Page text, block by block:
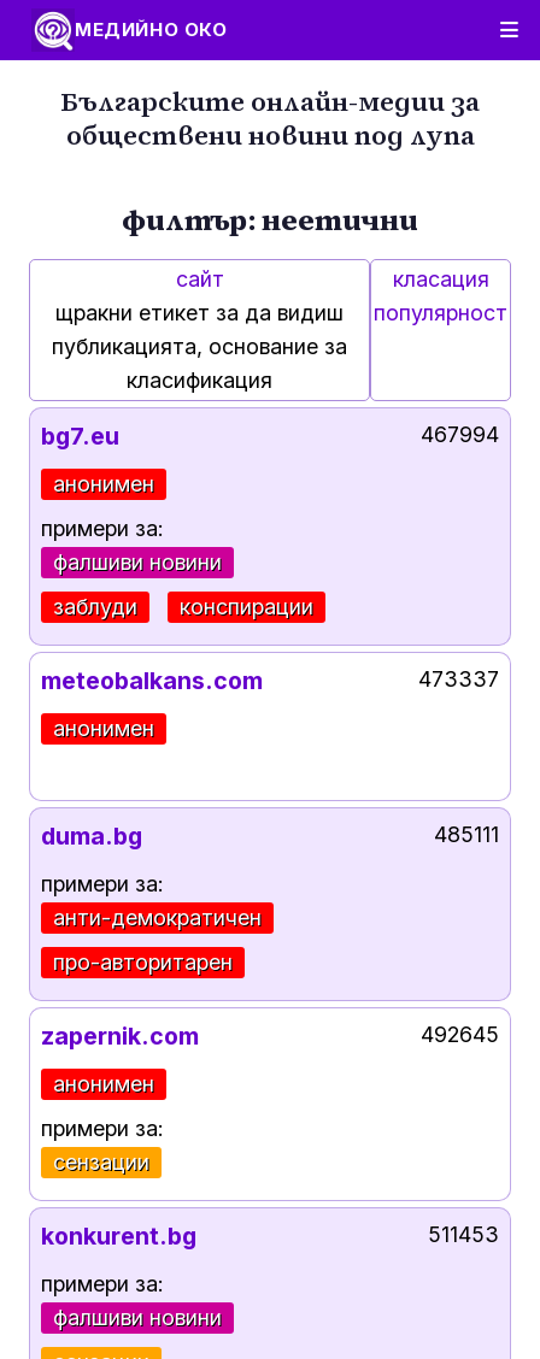
МЕДИЙНО ОКО
Българските онлайн-медии за
обществени новини под лупа
филтър: неетични
сайт
щракни етикет за да видиш
публикацията, основание за
класификация
класация
популярност
bg7.eu
анонимен
примери за:
фалшиви новини
заблуди
конспирации
467994
meteobalkans.com
анонимен
473337
duma.bg
примери за:
анти-демократичен
про-авторитарен
485111
zapernik.com
анонимен
примери за:
сензации
492645
konkurent.bg
примери за:
фалшиви новини
511453